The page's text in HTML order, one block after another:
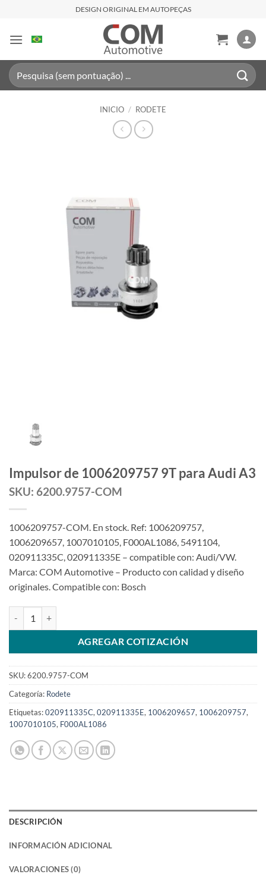
contenido
DESIGN ORIGINAL EM AUTOPEÇAS
Buscar
por:
INICIO / RODETE
Impulsor de 1006209757 9T para Audi A3
SKU: 6200.9757-COM
1006209757-COM. En stock. Ref: 1006209757,
1006209657, 1007010105, F000AL1086, 5491104,
020911335C, 020911335E – compatible con: Audi/VW.
Marca: COM Automotive – Producto con calidad y diseño
originales. Compatible con: Bosch
AGREGAR COTIZACIÓN
SKU:6200.9757-COM
Categoría: Rodete
Etiquetas:020911335C, 020911335E, 1006209657, 1006209757,
1007010105, F000AL1086
DESCRIPCIÓN
INFORMACIÓN ADICIONAL
VALORACIONES (0)